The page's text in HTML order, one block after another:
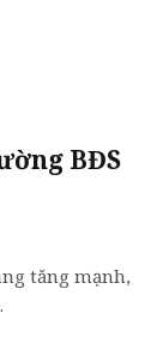
BĐS
tăng mạnh,